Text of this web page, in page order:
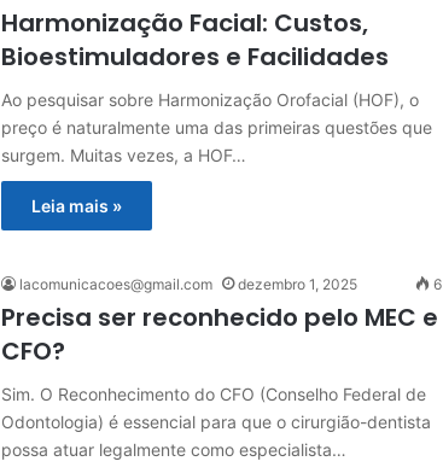
Harmonização Facial: Custos,
Bioestimuladores e Facilidades
Ao pesquisar sobre Harmonização Orofacial (HOF), o
preço é naturalmente uma das primeiras questões que
surgem. Muitas vezes, a HOF…
Leia mais »
lacomunicacoes@gmail.com dezembro 1, 2025 6
Precisa ser reconhecido pelo MEC e
CFO?
Sim. O Reconhecimento do CFO (Conselho Federal de
Odontologia) é essencial para que o cirurgião-dentista
possa atuar legalmente como especialista…